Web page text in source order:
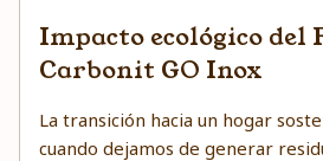
Impacto ecológico
Carbonit GO Inox
La transición hacia un hogar
cuando dejamos de generar